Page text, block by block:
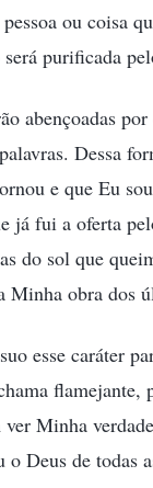
ou coisa
purificada
abençoadas
Dessa
e que Eu
já fui a oferta
do sol que
Minha obra dos
esse caráter
Minha
o Deus de todas